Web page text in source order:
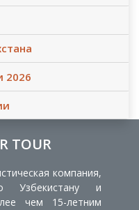
2026
TOUR
компания,
Узбекистану и
чем 15-летним